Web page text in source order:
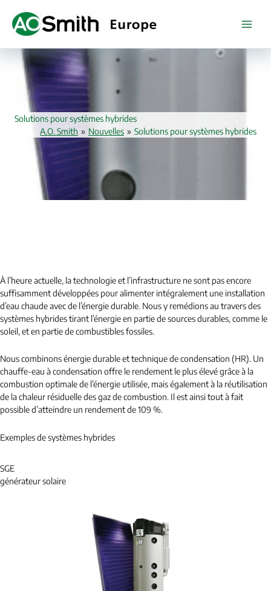
contenu
Solutions pour systèmes hybrides
A.O. Smith » Nouvelles » Solutions pour systèmes hybrides
À l’heure actuelle, la technologie et l’infrastructure ne sont pas encore
suffisamment développées pour alimenter intégralement une installation
d’eau chaude avec de l’énergie durable. Nous y remédions au travers des
systèmes hybrides tirant l’énergie en partie de sources durables, comme le
soleil, et en partie de combustibles fossiles.
Nous combinons énergie durable et technique de condensation (HR). Un
chauffe-eau à condensation offre le rendement le plus élevé grâce à la
combustion optimale de l’énergie utilisée, mais également à la réutilisation
de la chaleur résiduelle des gaz de combustion. Il est ainsi tout à fait
possible d’atteindre un rendement de 109 %.
Exemples de systèmes hybrides
SGE
générateur solaire